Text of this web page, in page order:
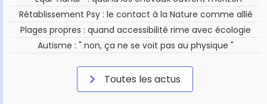
Rétablissement Psy : le contact à la Nature comme allié
Plages propres : quand accessibilité rime avec écologie
Autisme : " non, ça ne se voit pas au physique "
Toutes les actus